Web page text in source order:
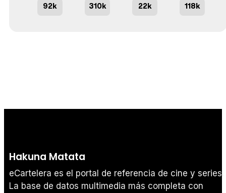
92k 310k 22k 118k
Hakuna Matata
eCartelera es el portal de referencia de cine y series.
La base de datos multimedia más completa con